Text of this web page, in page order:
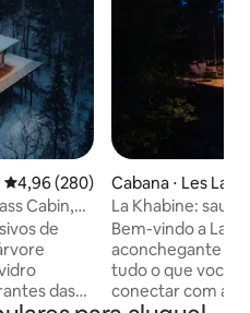
4,96 de uma avaliação média de
4,96 (280)
Cabin,
de
das
Cabana ⋅ Les
egional County
La Khabine:
Tremblant
Bem-vindo a La Khabine!
aconchegante e
tudo o que você
conectar com a natureza.